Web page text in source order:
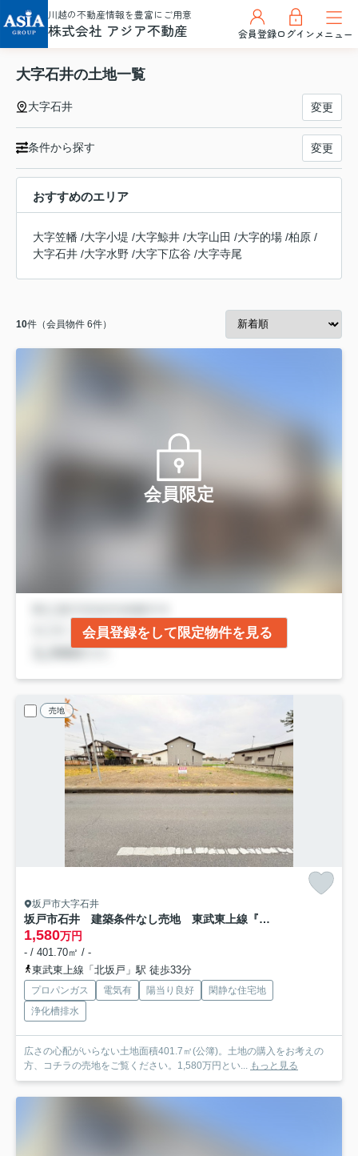
川越の不動産情報を豊富にご用意
株式会社 アジア不動産 会員登録ログインメニュー
大字石井の土地一覧
大字石井 変更
条件から探す 変更
おすすめのエリア
大字笠幡 /大字小堤 /大字鯨井 /大字山田 /大字的場 /柏原 /
大字石井 /大字水野 /大字下広谷 /大字寺尾
10件（会員物件 6件）
会員限定
会員登録をして限定物件を見る
売地
坂戸市大字石井
坂戸市石井 建築条件なし売地 東武東上線『北坂戸駅』徒歩33分 【勝呂小学区】
1,580万円
- / 401.70㎡ / -
東武東上線「北坂戸」駅 徒歩33分
プロパンガス 電気有 陽当り良好
閑静な住宅地
浄化槽排水
広さの心配がいらない土地面積401.7㎡(公簿)。土地の購入をお考えの
方、コチラの売地をご覧ください。1,580万円とい...
もっと見る